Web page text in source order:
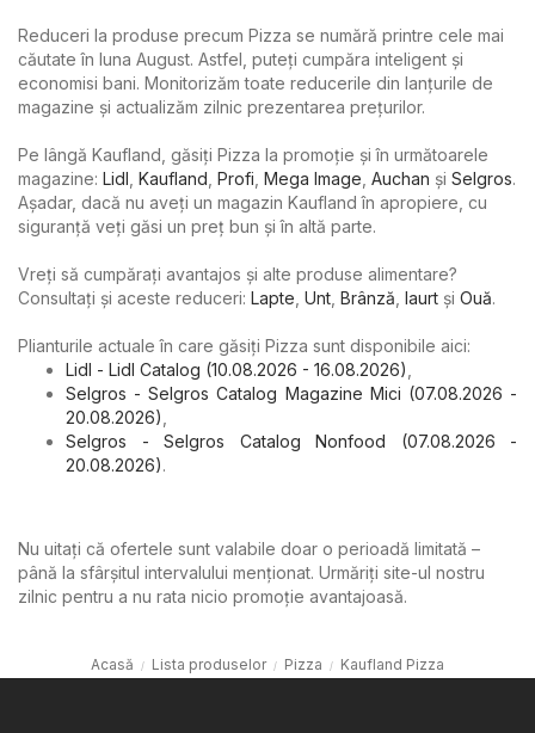
Reduceri la produse precum Pizza se numără printre cele mai
căutate în luna August. Astfel, puteți cumpăra inteligent și
economisi bani. Monitorizăm toate reducerile din lanțurile de
magazine și actualizăm zilnic prezentarea prețurilor.
Pe lângă Kaufland, găsiți Pizza la promoție și în următoarele
magazine: Lidl Kaufland Profi Mega Image Auchan şi Selgros.
Așadar, dacă nu aveți un magazin Kaufland în apropiere, cu
siguranță veți găsi un preț bun și în altă parte.
Vreți să cumpărați avantajos și alte produse alimentare?
Consultați și aceste reduceri: Lapte Unt Brânză Iaurt şi Ouă.
Plianturile actuale în care găsiți Pizza sunt disponibile aici:
Lidl - Lidl Catalog (10.08.2026 - 16.08.2026)
Selgros - Selgros Catalog Magazine Mici (07.08.2026 -
20.08.2026)
Selgros - Selgros Catalog Nonfood (07.08.2026 -
20.08.2026).
Nu uitați că ofertele sunt valabile doar o perioadă limitată –
până la sfârșitul intervalului menționat. Urmăriți site-ul nostru
zilnic pentru a nu rata nicio promoție avantajoasă.
Acasă Lista produselor Pizza Kaufland Pizza